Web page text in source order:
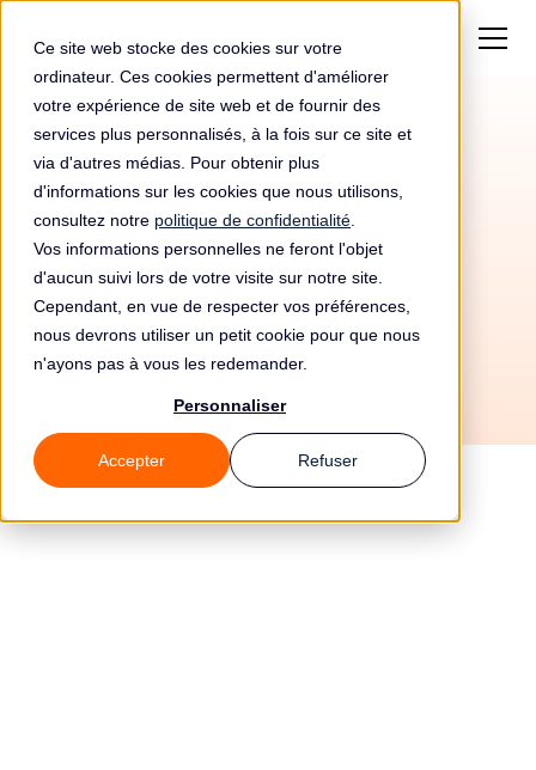
Ce site web stocke des cookies sur votre
ordinateur. Ces cookies permettent d'améliorer
votre expérience de site web et de fournir des
services plus personnalisés, à la fois sur ce site et
via d'autres médias. Pour obtenir plus
d'informations sur les cookies que nous utilisons,
consultez notre politique de confidentialité
Vos informations personnelles ne feront l'objet
d'aucun suivi lors de votre visite sur notre site.
Cependant, en vue de respecter vos préférences,
nous devrons utiliser un petit cookie pour que nous
n'ayons pas à vous les redemander.
Personnaliser
Accepter Refuser
Amende de1,75 M€
pour Sgam Ag2r La
Mondiale